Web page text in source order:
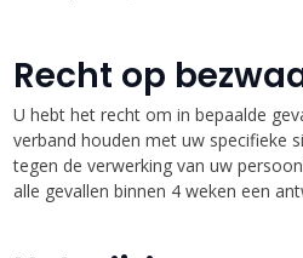
Recht op
U hebt het recht om in bepaalde
verband houden met uw specifieke
tegen de verwerking van uw
alle gevallen binnen 4 weken een